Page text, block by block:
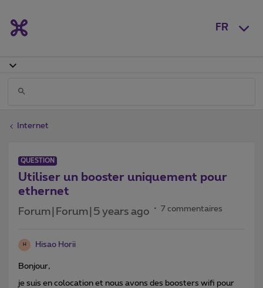
FR
Internet
QUESTION
Utiliser un booster uniquement pour
ethernet
Forum|Forum|5 years ago 7 commentaires
H Hisao Horii
Bonjour,
je suis en colocation et nous avons des boosters wifi pour